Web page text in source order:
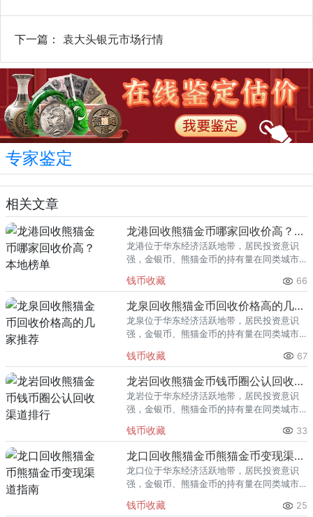
下一篇： 袁大头银元市场行情
专家鉴定
相关文章
龙港回收熊猫金币哪家回收价高？本地榜单
龙港位于华东经济活跃地带，居民投资意识
强，金银币、熊猫金币的持有量在同类城市
熊猫金币的需求就明显升温，但鱼龙混杂的
回收渠道里，能精准识别版别溢
钱币收藏 66
龙泉回收熊猫金币回收价格高的几家推荐
龙泉位于华东经济活跃地带，居民投资意识
强，金银币、熊猫金币的持有量在同类城市
熊猫金币的需求就明显升温，但鱼龙混杂的
回收渠道里，能精准识别版别溢
钱币收藏 67
龙岩回收熊猫金币钱币圈公认回收渠道排行
龙岩位于华东经济活跃地带，居民投资意识
强，金银币、熊猫金币的持有量在同类城市
熊猫金币的需求就明显升温，但鱼龙混杂的
回收渠道里，能精准识别版别溢
钱币收藏 33
龙口回收熊猫金币熊猫金币变现渠道指南
龙口位于华东经济活跃地带，居民投资意识
强，金银币、熊猫金币的持有量在同类城市
熊猫金币的需求就明显升温，但鱼龙混杂的
钱币收藏 25